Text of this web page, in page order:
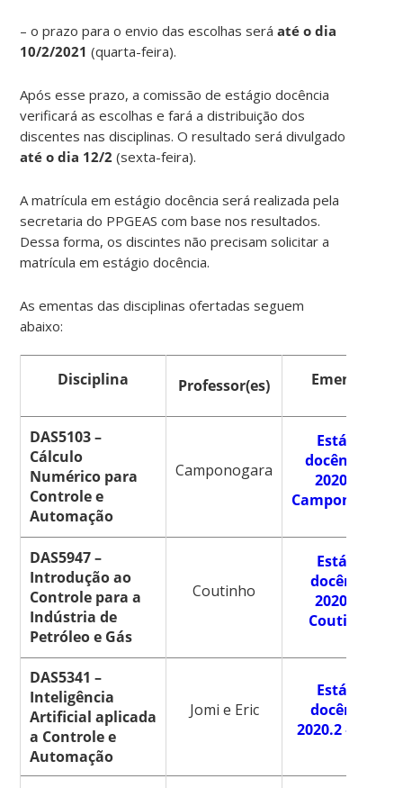
– o prazo para o envio das escolhas será até o dia
10/2/2021 (quarta-feira).
Após esse prazo, a comissão de estágio docência
verificará as escolhas e fará a distribuição dos
discentes nas disciplinas. O resultado será divulgado
até o dia 12/2 (sexta-feira).
A matrícula em estágio docência será realizada pela
secretaria do PPGEAS com base nos resultados.
Dessa forma, os discintes não precisam solicitar a
matrícula em estágio docência.
As ementas das disciplinas ofertadas seguem
abaixo:
Disciplina Professor(es) Ementas
DAS5103 –
Cálculo
Numérico para
Controle e
Automação
Camponogara
Estágio
docência –
2020.2 –
Camponogara
DAS5947 –
Introdução ao
Controle para a
Indústria de
Petróleo e Gás
Coutinho
Estágio
docência
2020.2 –
Coutinho
DAS5341 –
Inteligência
Artificial aplicada
a Controle e
Automação
Jomi e Eric
Estágio
docência
2020.2 – Jomi